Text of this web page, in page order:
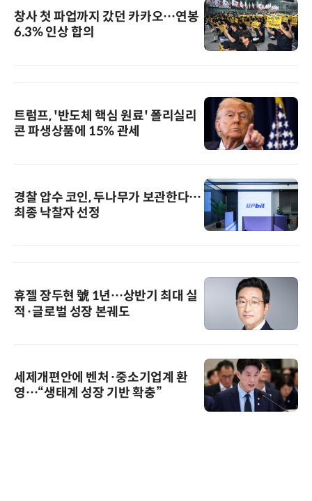
창사 첫 파업까지 갔던 카카오…연봉
6.3% 인상 합의
트럼프, '반도체 핵심 원료' 폴리실리
콘 파생상품에 15% 관세
경찰 압수 코인, 두나무가 보관한다…
최종 낙찰자 선정
휴젤 장두현 號 1년…상반기 최대 실
적·글로벌 성장 본궤도
세제개편안에 벤처·중소기업계 환
영…“생태계 성장 기반 확충”